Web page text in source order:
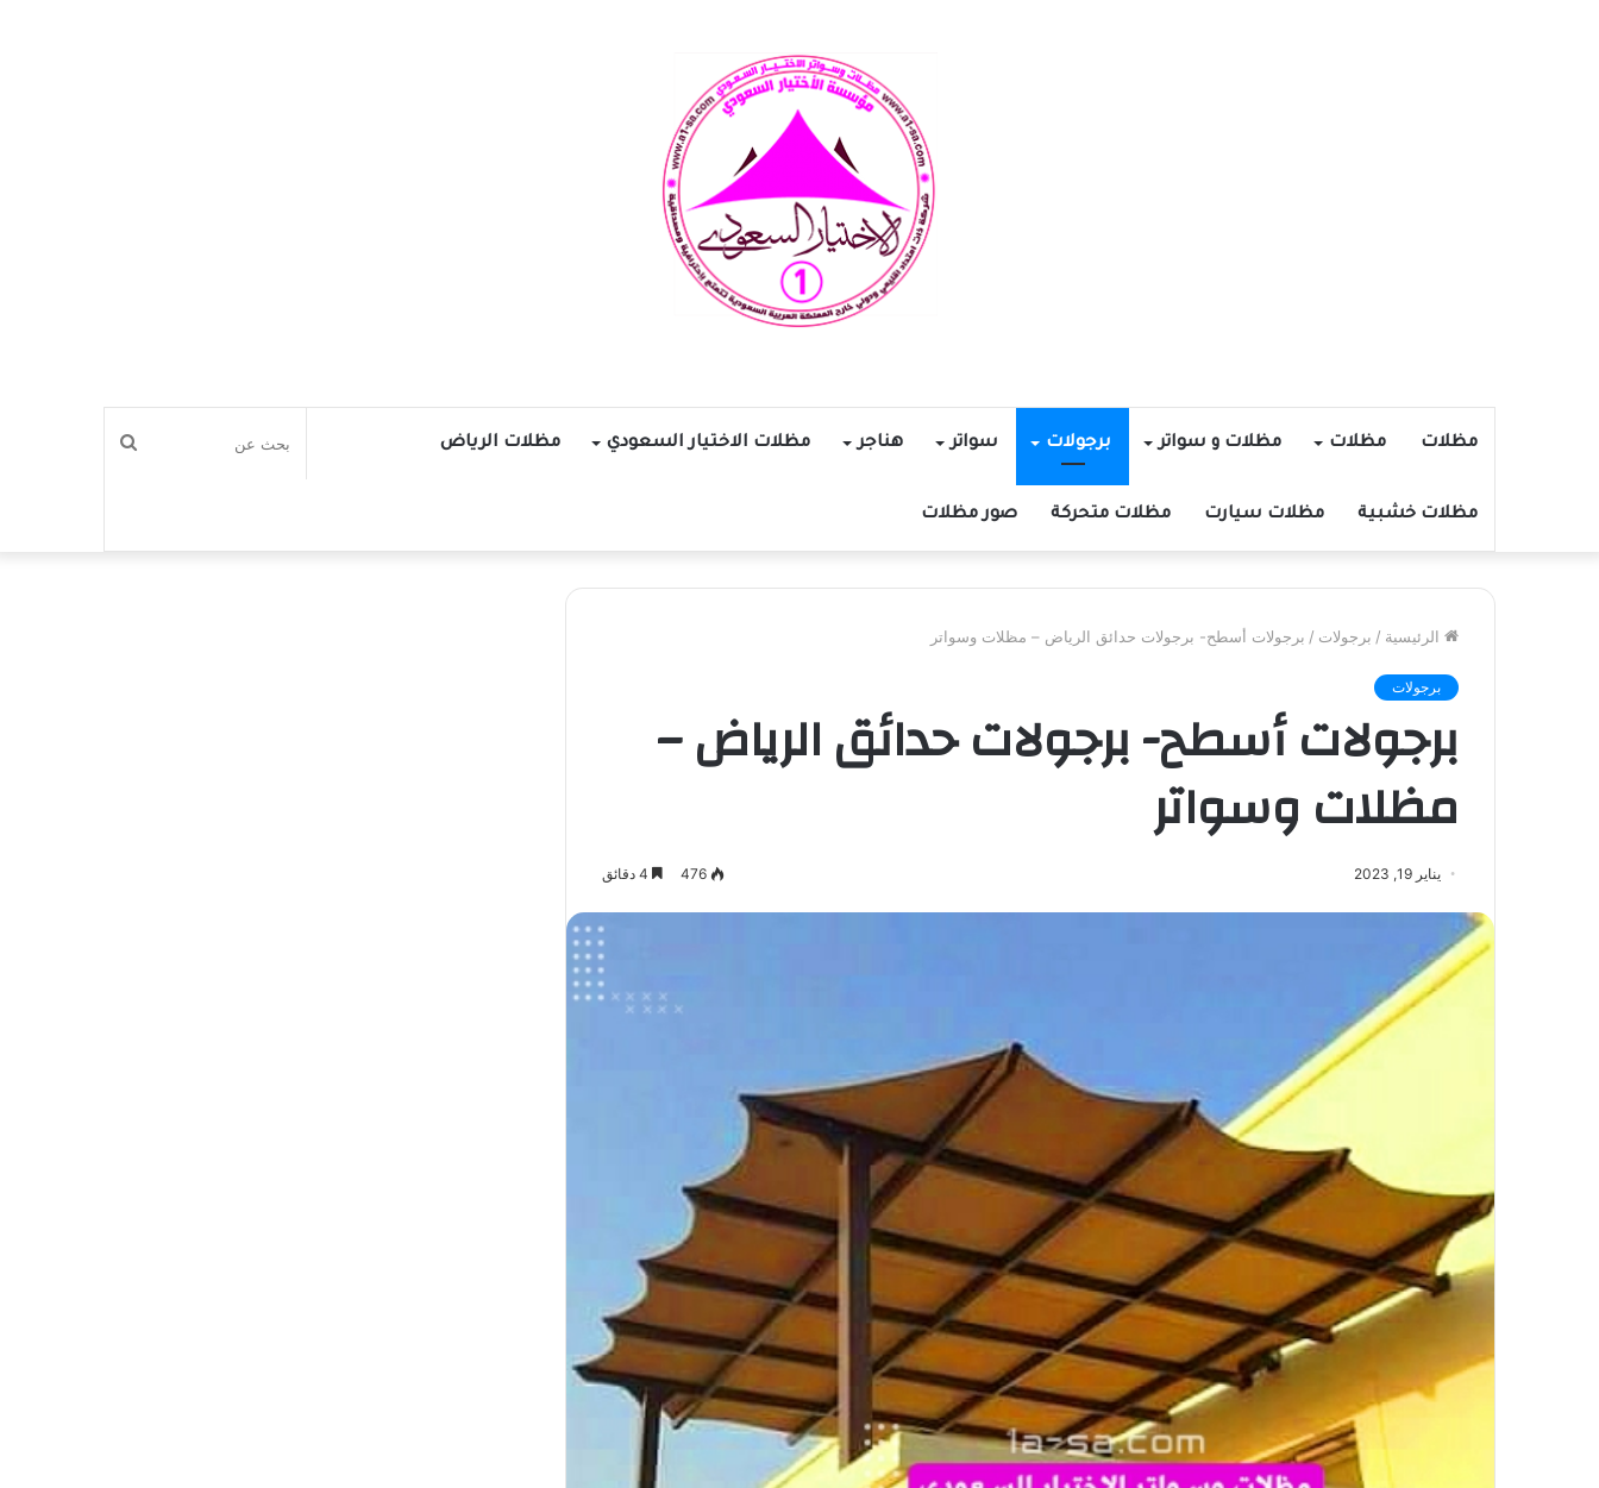
مظلات مظلات مظلات و سواتر برجولات سواتر هناجر مظلات الاختيار السعودي مظلات الرياض
مظلات خشبية مظلات سيارت مظلات متحركة صور مظلات
بحث
الرئيسية / برجولات / برجولات أسطح- برجولات حدائق الرياض – مظلات وسواتر
برجولات
برجولات أسطح- برجولات حدائق الرياض –
مظلات وسواتر
يناير 19, 2023 476